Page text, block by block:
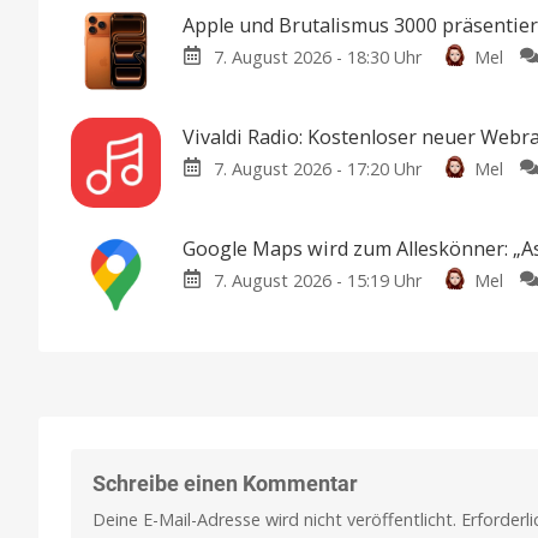
Apple und Brutalismus 3000
7. August 2026 - 18:30 Uhr Mel
Vivaldi Radio: Kostenloser neuer
7. August 2026 - 17:20 Uhr Mel
Google Maps wird zum Alleskönner:
7. August 2026 - 15:19 Uhr Mel
Schreibe einen Kommentar
Deine E-Mail-Adresse wird nicht veröffentlicht.